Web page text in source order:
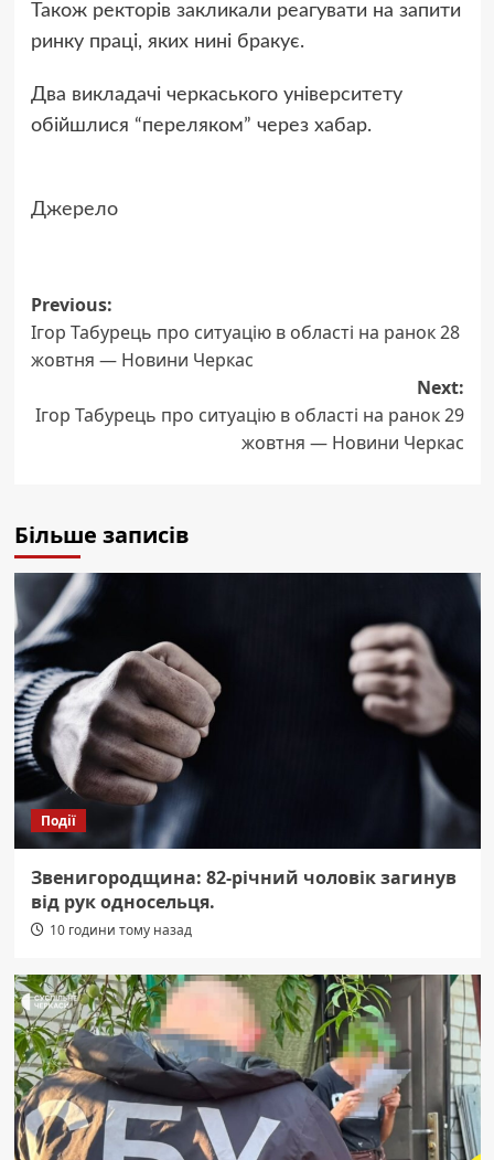
Також ректорів закликали реагувати на запити
ринку праці, яких нині бракує.
Два викладачі черкаського університету
обійшлися “переляком” через хабар.
Джерело
Post
navigation
Previous:
Ігор Табурець про ситуацію в області на ранок 28
жовтня — Новини Черкас
Next:
Ігор Табурець про ситуацію в області на ранок 29
жовтня — Новини Черкас
Більше записів
Події
Звенигородщина: 82-річний чоловік загинув
від рук односельця.
10 години тому назад